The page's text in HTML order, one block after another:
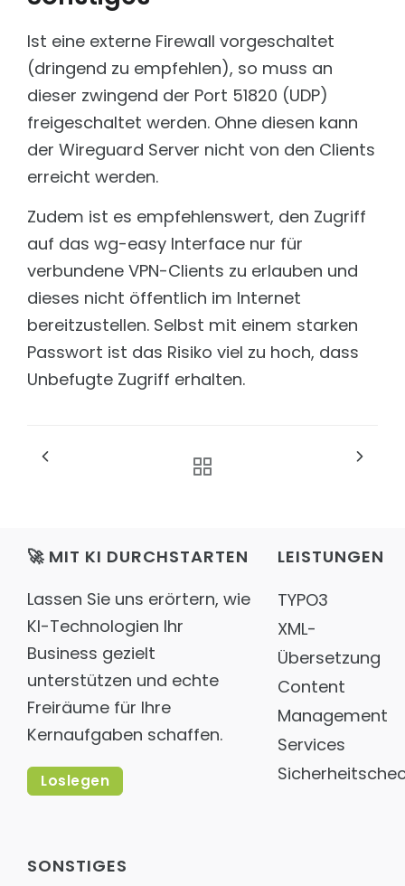
Ist eine externe Firewall vorgeschaltet
(dringend zu empfehlen), so muss an
dieser zwingend der Port 51820 (UDP)
freigeschaltet werden. Ohne diesen kann
der Wireguard Server nicht von den Clients
erreicht werden.
Zudem ist es empfehlenswert, den Zugriff
auf das wg-easy Interface nur für
verbundene VPN-Clients zu erlauben und
dieses nicht öffentlich im Internet
bereitzustellen. Selbst mit einem starken
Passwort ist das Risiko viel zu hoch, dass
Unbefugte Zugriff erhalten.
🚀 MIT KI DURCHSTARTEN
Lassen Sie uns erörtern, wie
KI-Technologien Ihr
Business gezielt
unterstützen und echte
Freiräume für Ihre
Kernaufgaben schaffen.
Loslegen
SONSTIGES
LEISTUNGEN
TYPO3
XML-
Übersetzung
Content
Management
Services